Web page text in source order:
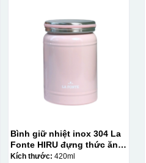
Bình giữ nhiệt inox 304 La
Fonte HIRU đựng thức ăn
420 ml – 012348
Kích thước: 420ml